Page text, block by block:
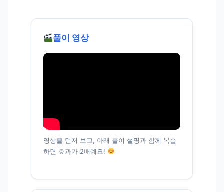
풀이 영상
영상을 먼저 보고, 아래 풀이 설명과 함께 복습
하면 효과가 2배예요!